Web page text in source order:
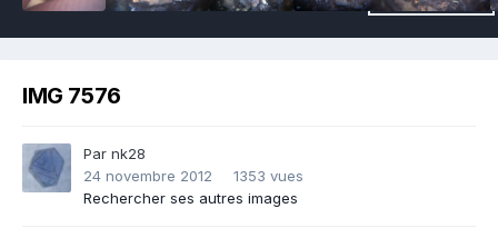
IMG 7576
Par nk28
24 novembre 2012
1353 vues
Rechercher ses autres images